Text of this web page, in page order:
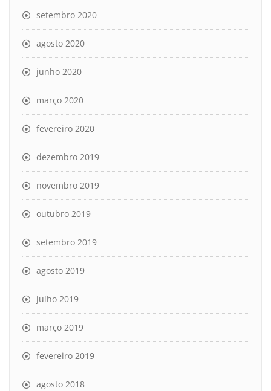
setembro 2020
agosto 2020
junho 2020
março 2020
fevereiro 2020
dezembro 2019
novembro 2019
outubro 2019
setembro 2019
agosto 2019
julho 2019
março 2019
fevereiro 2019
agosto 2018